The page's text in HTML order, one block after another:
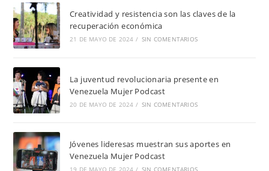
Creatividad y resistencia son las claves de la
recuperación económica
21 DE MAYO DE 2024 / SIN COMENTARIOS
La juventud revolucionaria presente en
Venezuela Mujer Podcast
20 DE MAYO DE 2024 / SIN COMENTARIOS
Jóvenes lideresas muestran sus aportes en
Venezuela Mujer Podcast
19 DE MAYO DE 2024 / SIN COMENTARIOS